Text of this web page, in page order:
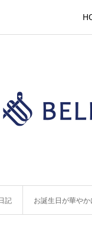
記 お誕生日が華や